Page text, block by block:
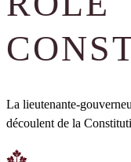
La lieutenante-
découlent de la